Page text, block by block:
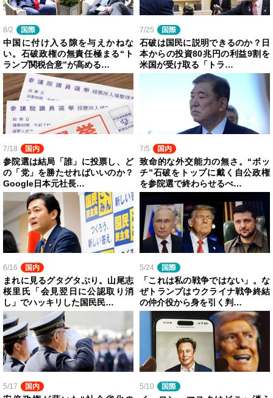
8/2 国際
中国に付け入る隙を与えかねな
い。石破政権の無責任極まる“ト
ランプ関税合意”が高める…
7/25 国際
石破は国民に説明できるのか？日
本からの投資80兆円の利益9割を
米国が受け取る「トラ…
7/18 国内
参院選は結局「誰」に投票し、ど
の「党」を勝たせればいいのか？
Google日本元社長…
7/5 国内
致命的な外交能力の無さ。“ボッ
チ”石破をトップに戴く自公政権
を参院選で終わらせるべ…
6/16 国内
まれに見るグタグタぶり。山尾志
桜里氏「会見翌日に公認取り消
し」でハッキリした国民民…
5/24 国際
「これは私の戦争ではない」。な
ぜトランプはウクライナ戦争終結
の仲介役から身を引く判…
5/17 国内 5/10 国際